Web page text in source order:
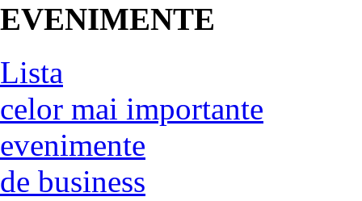
EVENIMENTE
Lista
celor mai importante
evenimente
de business